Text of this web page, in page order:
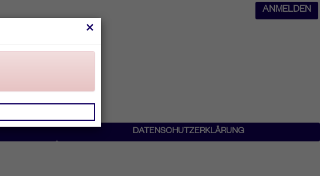
ANMELDEN
×
DATENSCHUTZERKLÄRUNG